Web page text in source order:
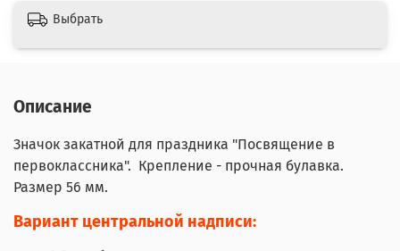
Выбрать
Описание
Значок закатной для праздника "Посвящение в
первоклассника". Крепление - прочная булавка.
Размер 56 мм.
Вариант центральной надписи: